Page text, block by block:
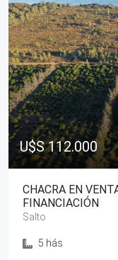
U$S 112.000
CHACRA EN
FINANCIACIÓN
Salto
5 hás